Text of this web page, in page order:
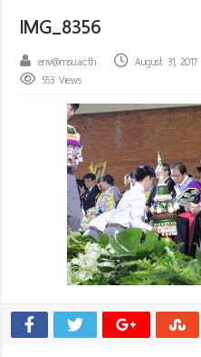
IMG_8356
env@msu.ac.th August 31, 2017
553 Views